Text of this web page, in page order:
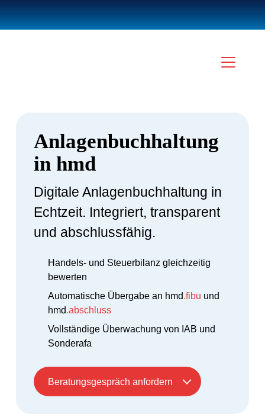
Anlagenbuchhaltung
in hmd
Digitale Anlagenbuchhaltung in
Echtzeit. Integriert, transparent
und abschlussfähig.
Handels- und Steuerbilanz gleichzeitig
bewerten
Automatische Übergabe an hmd.fibu und
hmd.abschluss
Vollständige Überwachung von IAB und
Sonderafa
Beratungsgespräch anfordern